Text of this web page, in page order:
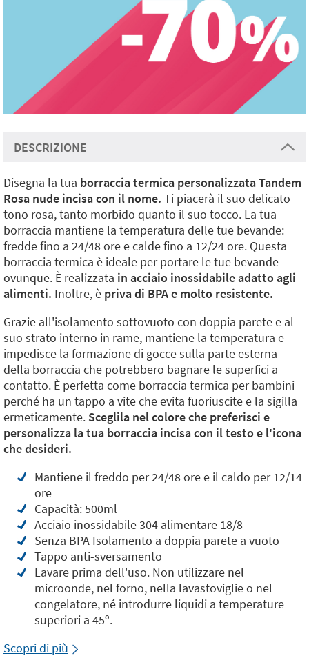
DESCRIZIONE
Disegna la tua borraccia termica personalizzata Tandem
Rosa nude incisa con il nome. Ti piacerà il suo delicato
tono rosa, tanto morbido quanto il suo tocco. La tua
borraccia mantiene la temperatura delle tue bevande:
fredde fino a 24/48 ore e calde fino a 12/24 ore. Questa
borraccia termica è ideale per portare le tue bevande
ovunque. È realizzata in acciaio inossidabile adatto agli
alimenti. Inoltre, è priva di BPA e molto resistente.
Grazie all'isolamento sottovuoto con doppia parete e al
suo strato interno in rame, mantiene la temperatura e
impedisce la formazione di gocce sulla parte esterna
della borraccia che potrebbero bagnare le superfici a
contatto. È perfetta come borraccia termica per bambini
perché ha un tappo a vite che evita fuoriuscite e la sigilla
ermeticamente. Sceglila nel colore che preferisci e
personalizza la tua borraccia incisa con il testo e l'icona
che desideri.
Mantiene il freddo per 24/48 ore e il caldo per 12/14
ore
Capacità: 500ml
Acciaio inossidabile 304 alimentare 18/8
Senza BPA Isolamento a doppia parete a vuoto
Tappo anti-sversamento
Lavare prima dell'uso. Non utilizzare nel
microonde, nel forno, nella lavastoviglie o nel
congelatore, né introdurre liquidi a temperature
superiori a 45º.
Scopri di più